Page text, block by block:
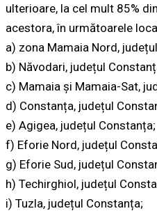
ulterioare, la cel mult 85%
acestora, în următoarele
a) zona Mamaia Nord,
b) Năvodari, județul
c) Mamaia și Mamaia-Sat,
d) Constanța, județul
e) Agigea, județul Constanța;
f) Eforie Nord, județul
g) Eforie Sud, județul
h) Techirghiol, județul
i) Tuzla, județul Constanța;